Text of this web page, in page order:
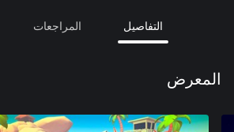
التفاصيل المراجعات
المعرض